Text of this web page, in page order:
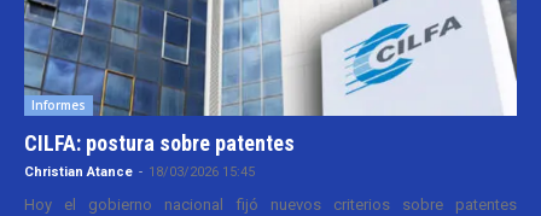
Informes
CILFA: postura sobre patentes
Christian Atance - 18/03/2026 15:45
Hoy el gobierno nacional fijó nuevos criterios sobre patentes